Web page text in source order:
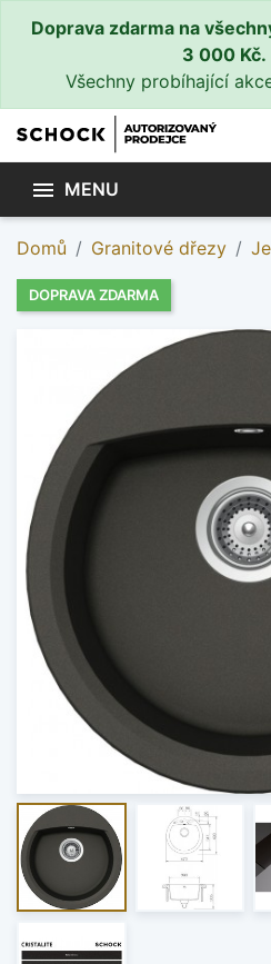
Doprava zdarma na
3 000 Kč.
Všechny probíhající
 MENU
Domů Granitové dřezy
DOPRAVA ZDARMA